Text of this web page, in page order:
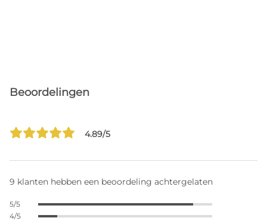
Beoordelingen
4.89/5
9 klanten hebben een beoordeling achtergelaten
5/5
4/5